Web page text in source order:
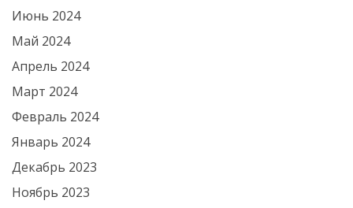
Июнь 2024
Май 2024
Апрель 2024
Март 2024
Февраль 2024
Январь 2024
Декабрь 2023
Ноябрь 2023